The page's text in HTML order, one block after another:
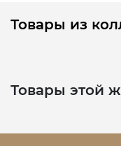
Товары из
Товары этой